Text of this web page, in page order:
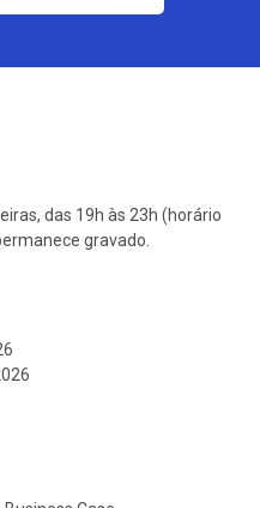
das 19h às 23h (horário
gravado.